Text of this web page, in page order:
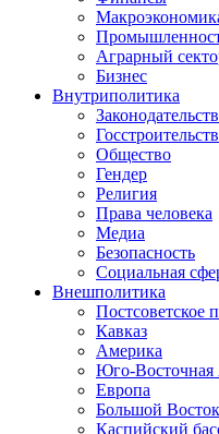
Аграрный
Бизнес
Внутриполитика
Общество
Гендер
Религия
Права человека
Медиа
Безопасность
Социальная
Внешполитика
Постсоветское
Кавказ
Америка
Юго-Восточная
Европа
Большой Восток
Каспийский